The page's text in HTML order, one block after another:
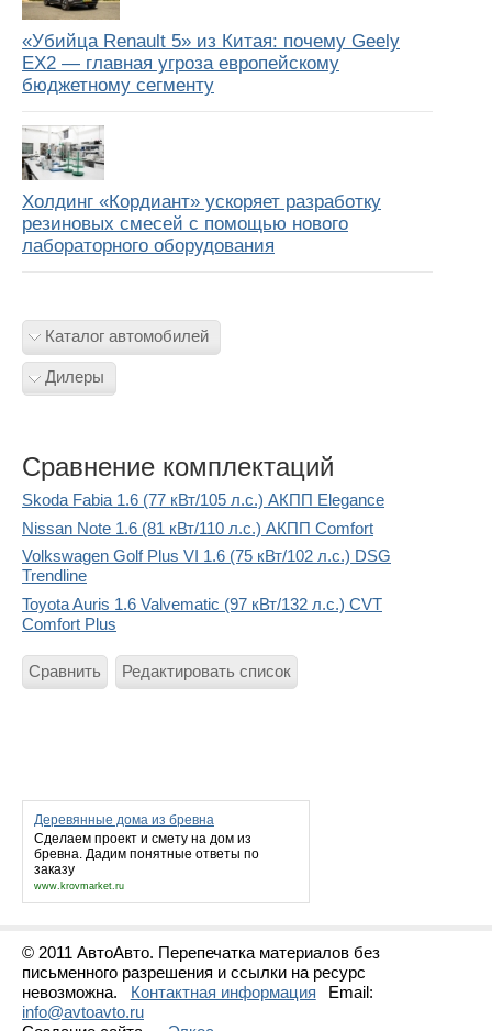
«Убийца Renault 5» из Китая: почему Geely
EX2 — главная угроза европейскому
бюджетному сегменту
Холдинг «Кордиант» ускоряет разработку
резиновых смесей с помощью нового
лабораторного оборудования
Каталог автомобилей
Дилеры
Сравнение комплектаций
Skoda Fabia 1.6 (77 кВт/105 л.с.) АКПП Elegance
Nissan Note 1.6 (81 кВт/110 л.с.) АКПП Comfort
Volkswagen Golf Plus VI 1.6 (75 кВт/102 л.с.) DSG
Trendline
Toyota Auris 1.6 Valvematic (97 кВт/132 л.с.) CVT
Comfort Plus
Сравнить Редактировать список
Деревянные дома из бревна
Сделаем проект и смету на дом из
бревна. Дадим понятные ответы по
заказу
www.krovmarket.ru
© 2011 АвтоАвто. Перепечатка материалов без
письменного разрешения и ссылки на ресурс
невозможна.
Контактная информация
Email:
info@avtoavto.ru